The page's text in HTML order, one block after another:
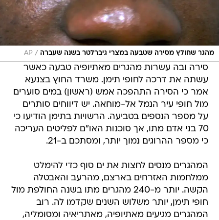
מהגר שחולץ מסירה שטבעה במצרי גיברלטר בשנה שעברה /
AP
סירה ובה עשרות מהגרים מאתיופיה טבעה כאשר
עשתה את דרכה לחופי תימן. משרד החוץ בצנעא
אמר כי הסירה התהפכה אמש (ראשון) במים סוערים
מול חופי עיר הנמל אל-מוחאה. יש דיווחים סותרים
על מספר הנספים בטביעה. הרשויות בתימן הודיעו כי
70 בני אדם מתו, אך סוכנות האו"ם לפליטים העריכה
כי מספר ההרוגים נמוך יותר, ומסתכם ב-21.
המהגרים מנסים לחצות את ים סוף כדי להימלט
ממלחמות האזרחים בארצם, מהרעב והאבטלה
הקשה. יותר מ-240 מהגרים מתו בשנה החולפת מול
חופי תימן, יותר משלוש השנים שקדמו לה. רוב
המהגרים מגיעים מאתיופיה, מאתריאיה ומסומליה,